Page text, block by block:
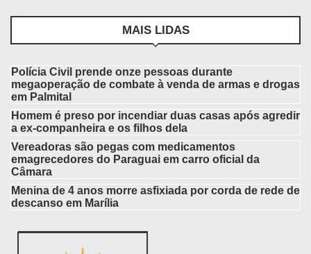
MAIS LIDAS
Polícia Civil prende onze pessoas durante
megaoperação de combate à venda de armas e drogas
em Palmital
Homem é preso por incendiar duas casas após agredir
a ex-companheira e os filhos dela
Vereadoras são pegas com medicamentos
emagrecedores do Paraguai em carro oficial da
Câmara
Menina de 4 anos morre asfixiada por corda de rede de
descanso em Marília